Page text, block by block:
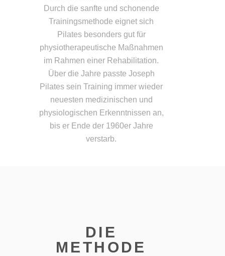
Durch die sanfte und schonende
Trainingsmethode eignet sich
Pilates besonders gut für
physiotherapeutische Maßnahmen
im Rahmen einer Rehabilitation.
Über die Jahre passte Joseph
Pilates sein Training immer wieder
neuesten medizinischen und
physiologischen Erkenntnissen an,
bis er Ende der 1960er Jahre
verstarb.
DIE
METHODE